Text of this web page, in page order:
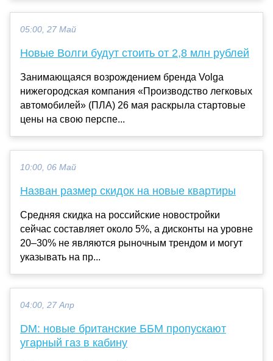
05:00, 27 Май
Новые Волги будут стоить от 2,8 млн рублей
Занимающаяся возрождением бренда Volga
нижегородская компания «Производство легковых
автомобилей» (ПЛА) 26 мая раскрыла стартовые
цены на свою перспе...
10:00, 06 Май
Назван размер скидок на новые квартиры
Средняя скидка на российские новостройки
сейчас составляет около 5%, а дисконты на уровне
20–30% не являются рыночным трендом и могут
указывать на пр...
04:00, 27 Апр
DM: новые британские ББМ пропускают
угарный газ в кабину